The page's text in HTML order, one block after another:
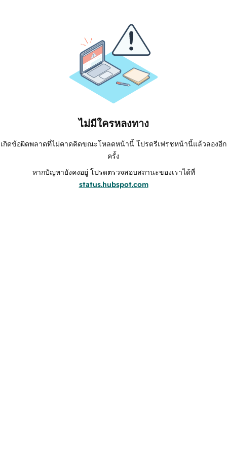
ไม่มีใครหลงทาง
เกิดข้อผิดพลาดที่ไม่คาดคิดขณะโหลดหน้านี้ โปรดรีเฟรชหน้านี้แล้วลองอีก
ครั้ง
หากปัญหายังคงอยู่ โปรดตรวจสอบสถานะของเราได้ที่
status.hubspot.com